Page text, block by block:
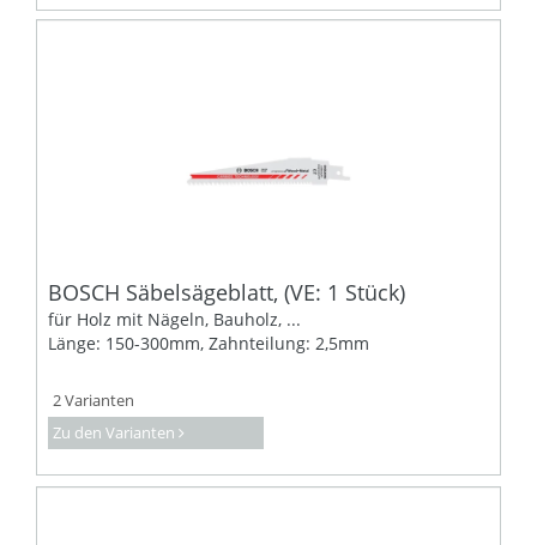
BOSCH Säbelsägeblatt, (VE: 1 Stück)
für Holz mit Nägeln, Bauholz, ...
Länge: 150-300mm, Zahnteilung: 2,5mm
2 Varianten
Zu den Varianten